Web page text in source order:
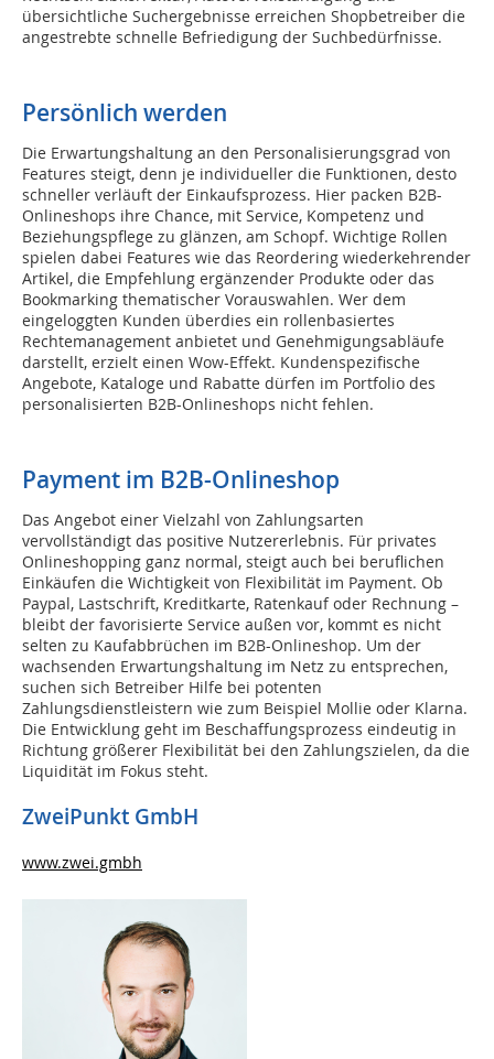
übersichtliche Suchergebnisse erreichen Shopbetreiber die
angestrebte schnelle Befriedigung der Suchbedürfnisse.
Persönlich werden
Die Erwartungshaltung an den Personalisierungsgrad von
Features steigt, denn je individueller die Funktionen, desto
schneller verläuft der Einkaufsprozess. Hier packen B2B-
Onlineshops ihre Chance, mit Service, Kompetenz und
Beziehungspflege zu glänzen, am Schopf. Wichtige Rollen
spielen dabei Features wie das Reordering wiederkehrender
Artikel, die Empfehlung ergänzender Produkte oder das
Bookmarking thematischer Vorauswahlen. Wer dem
eingeloggten Kunden überdies ein rollenbasiertes
Rechtemanagement anbietet und Genehmigungsabläufe
darstellt, erzielt einen Wow-Effekt. Kundenspezifische
Angebote, Kataloge und Rabatte dürfen im Portfolio des
personalisierten B2B-Onlineshops nicht fehlen.
Payment im B2B-Onlineshop
Das Angebot einer Vielzahl von Zahlungsarten
vervollständigt das positive Nutzererlebnis. Für privates
Onlineshopping ganz normal, steigt auch bei beruflichen
Einkäufen die Wichtigkeit von Flexibilität im Payment. Ob
Paypal, Lastschrift, Kreditkarte, Ratenkauf oder Rechnung –
bleibt der favorisierte Service außen vor, kommt es nicht
selten zu Kaufabbrüchen im B2B-Onlineshop. Um der
wachsenden Erwartungshaltung im Netz zu entsprechen,
suchen sich Betreiber Hilfe bei potenten
Zahlungsdienstleistern wie zum Beispiel Mollie oder Klarna.
Die Entwicklung geht im Beschaffungsprozess eindeutig in
Richtung größerer Flexibilität bei den Zahlungszielen, da die
Liquidität im Fokus steht.
ZweiPunkt GmbH
www.zwei.gmbh